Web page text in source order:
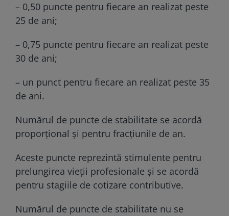
– 0,50 puncte pentru fiecare an realizat peste
25 de ani;
– 0,75 puncte pentru fiecare an realizat peste
30 de ani;
– un punct pentru fiecare an realizat peste 35
de ani.
Numărul de puncte de stabilitate se acordă
proporţional şi pentru fracţiunile de an.
Aceste puncte reprezintă stimulente pentru
prelungirea vieții profesionale și se acordă
pentru stagiile de cotizare contributive.
Numărul de puncte de stabilitate nu se